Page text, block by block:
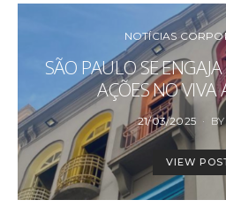
NOTÍCIAS
SÃO PAULO SE
AÇÕES NO VIVA
POSTED
ON
21/03/2025 BY
VIEW